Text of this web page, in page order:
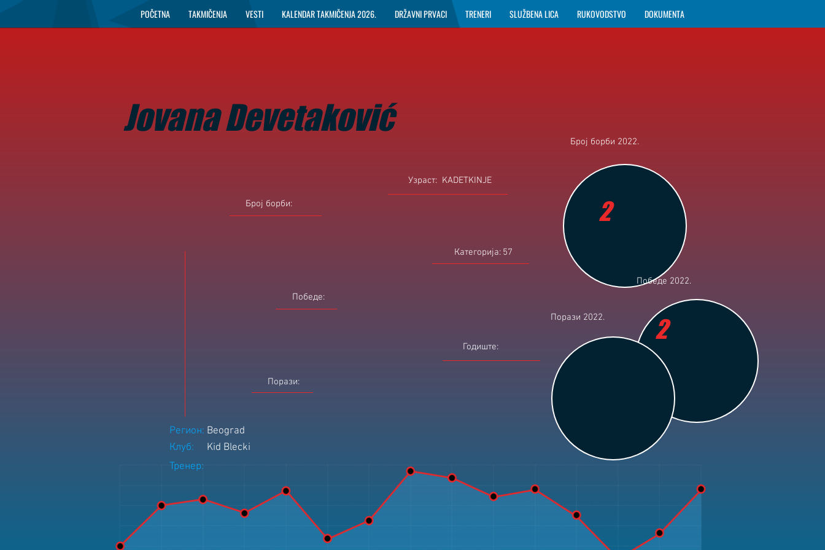
POČETNA TAKMIČENJA VESTI KALENDAR TAKMIČENJA 2026. DRŽAVNI PRVACI TRENERI SLUŽBENA LICA RUKOVODSTVO DOKUMENTA
Jovana Devetaković
Број борби 2022.
Број борби:
Узраст:
Категорија:
KADETKINJE
57
Победе:
Годиште:
Порази:
Победе 2022.
Порази 2022.
2
2
Регион: Beograd
Клуб:
Kid Blecki
Тренер: